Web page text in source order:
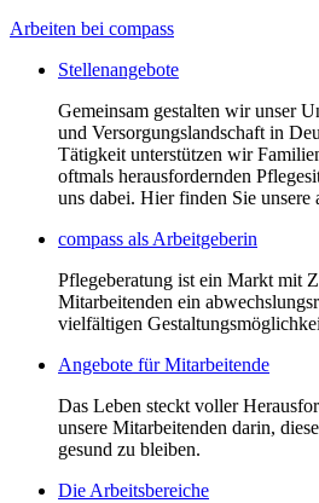
Arbeiten bei compass
Stellenangebote
Gemeinsam gestalten wir unser
und Versorgungslandschaft in
Tätigkeit unterstützen wir
oftmals herausfordernden
uns dabei. Hier finden Sie unsere
compass als Arbeitgeberin
Pflegeberatung ist ein Markt mit
Mitarbeitenden ein
vielfältigen
Angebote für Mitarbeitende
Das Leben steckt voller
unsere Mitarbeitenden darin,
gesund zu bleiben.
Die Arbeitsbereiche